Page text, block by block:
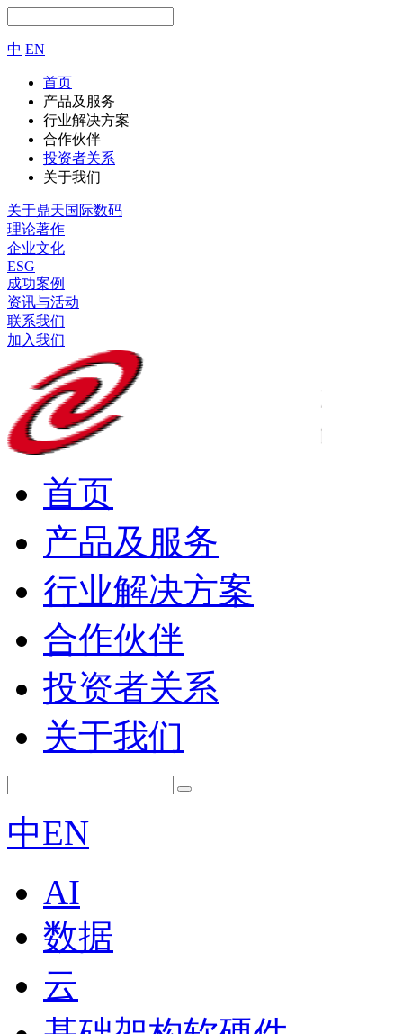
中 EN
首页
产品及服务
行业解决方案
合作伙伴
投资者关系
关于我们
关于鼎天国际数码
理论著作
企业文化
ESG
成功案例
资讯与活动
联系我们
加入我们
首页
产品及服务
行业解决方案
合作伙伴
投资者关系
关于我们
中EN
AI
数据
云